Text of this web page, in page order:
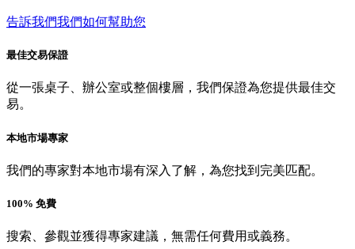
告訴我們我們如何幫助您
最佳交易保證
從一張桌子、辦公室或整個樓層，我們保證為您提供最佳交
易。
本地市場專家
我們的專家對本地市場有深入了解，為您找到完美匹配。
100% 免費
搜索、參觀並獲得專家建議，無需任何費用或義務。